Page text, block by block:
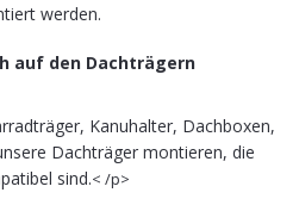
werden.
auf den Dachträgern
Kanuhalter, Dachboxen,
Dachträger montieren, die
sind.< /p>